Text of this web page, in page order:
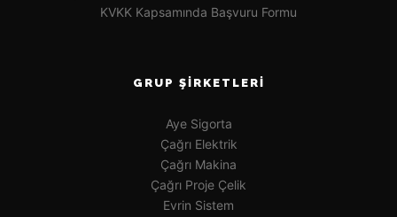
KVKK Kapsamında Başvuru Formu
GRUP ŞIRKETLERI
Aye Sigorta
Çağrı Elektrik
Çağrı Makina
Çağrı Proje Çelik
Evrin Sistem